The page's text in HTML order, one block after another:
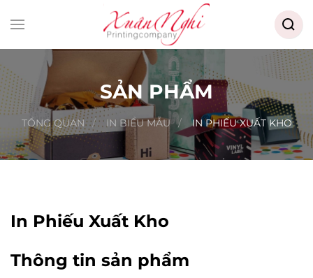
Skip to main content
for:
SẢN PHẨM
TỔNG QUAN IN BIỂU MẪU IN PHIẾU XUẤT KHO
In Phiếu Xuất Kho
Thông tin sản phẩm